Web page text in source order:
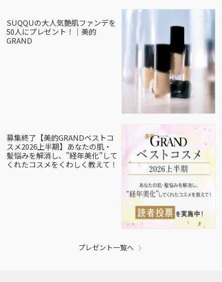
SUQQUの大人気艶肌ファンデを
50人にプレゼント！｜美的
GRAND
募集終了【美的GRANDベストコ
スメ2026上半期】あなたの肌・
髪悩みを解消し、”経年美化”して
くれたコスメをくわしく教えて！
プレゼント一覧へ